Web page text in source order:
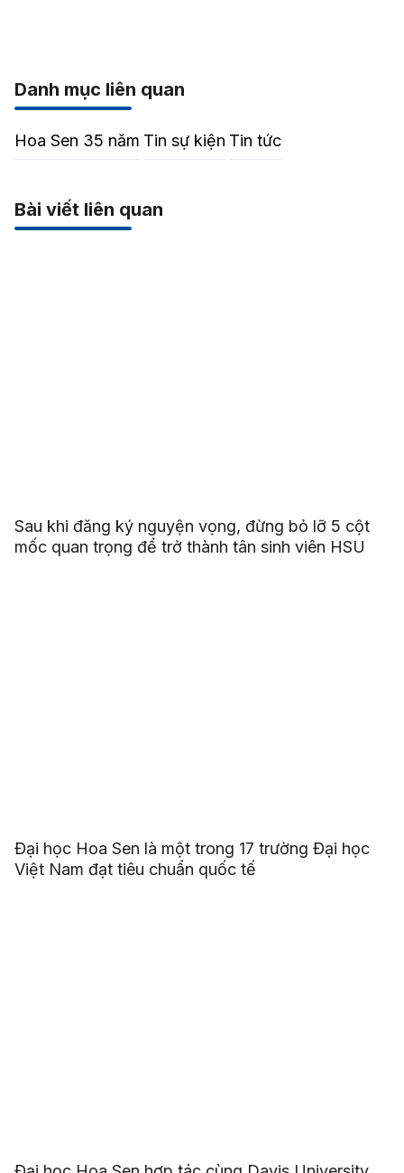
Danh mục liên quan
Hoa Sen 35 năm Tin sự kiện Tin tức
Bài viết liên quan
Sau khi đăng ký nguyện vọng, đừng bỏ lỡ 5 cột
mốc quan trọng để trở thành tân sinh viên HSU
Đại học Hoa Sen là một trong 17 trường Đại học
Việt Nam đạt tiêu chuẩn quốc tế